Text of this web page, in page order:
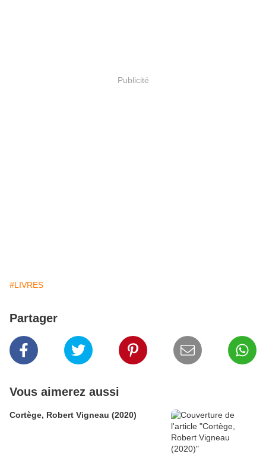
Publicité
#LIVRES
Partager
Vous aimerez aussi
Cortège, Robert Vigneau (2020)